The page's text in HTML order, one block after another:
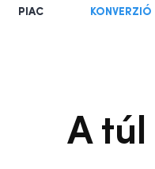
PIAC KONVERZIÓ
A